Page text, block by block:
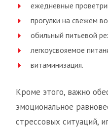
ежедневные
прогулки на свежем
обильный питьевой
легкоусвояемое
витаминизация.
Кроме этого, важно
эмоциональное
стрессовых ситуаций,